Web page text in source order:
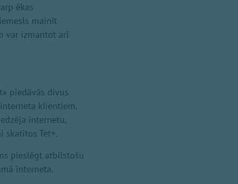
ēkas
mainīt
var izmantot arī
piedāvās divus
klientiem.
internetu,
skatītos Tet+.
pieslēgt atbilstošu
interneta.